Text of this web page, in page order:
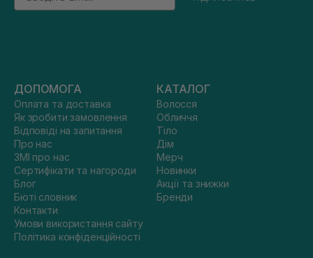
ДОПОМОГА
Оплата та доставка
Як зробити замовлення
Відповіді на запитання
Про нас
ЗМІ про нас
Сертифікати та нагороди
Блог
Бюті словник
Контакти
Умови використання сайту
Політика конфіденційності
КАТАЛОГ
Волосся
Обличчя
Тіло
Дім
Мерч
Новинки
Акції та знижки
Бренди